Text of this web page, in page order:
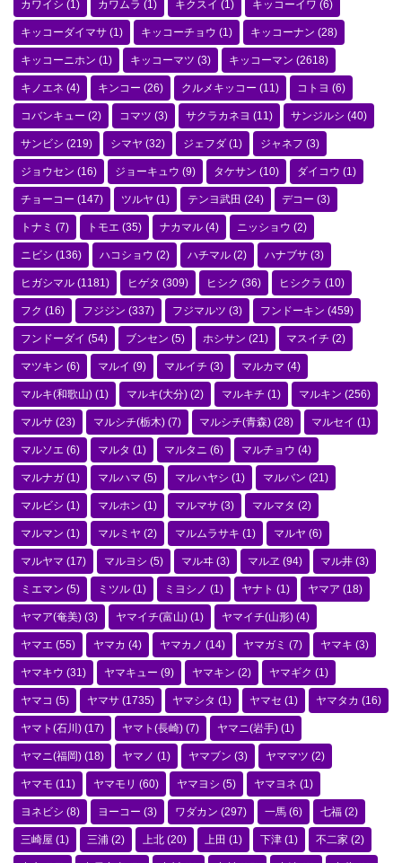
カワイシ (1) カワムラ (1) キクスイ (1) キッコーイワ (6)
キッコーダイマサ (1) キッコーチョウ (1) キッコーナン (28)
キッコーニホン (1) キッコーマツ (3) キッコーマン (2618)
キノエネ (4) キンコー (26) クルメキッコー (11) コトヨ (6)
コバンキュー (2) コマツ (3) サクラカネヨ (11) サンジルシ (40)
サンビシ (219) シマヤ (32) ジェフダ (1) ジャネフ (3)
ジョウセン (16) ジョーキュウ (9) タケサン (10) ダイコウ (1)
チョーコー (147) ツルヤ (1) テンヨ武田 (24) デコー (3)
トナミ (7) トモエ (35) ナカマル (4) ニッショウ (2)
ニビシ (136) ハコショウ (2) ハチマル (2) ハナブサ (3)
ヒガシマル (1181) ヒゲタ (309) ヒシク (36) ヒシクラ (10)
フク (16) フジジン (337) フジマルツ (3) フンドーキン (459)
フンドーダイ (54) ブンセン (5) ホシサン (21) マスイチ (2)
マツキン (6) マルイ (9) マルイチ (3) マルカマ (4)
マルキ(和歌山) (1) マルキ(大分) (2) マルキチ (1) マルキン (256)
マルサ (23) マルシチ(栃木) (7) マルシチ(青森) (28) マルセイ (1)
マルソエ (6) マルタ (1) マルタニ (6) マルチョウ (4)
マルナガ (1) マルハマ (5) マルハヤシ (1) マルバン (21)
マルビシ (1) マルホン (1) マルマサ (3) マルマタ (2)
マルマン (1) マルミヤ (2) マルムラサキ (1) マルヤ (6)
マルヤマ (17) マルヨシ (5) マルヰ (3) マルヱ (94) マル井 (3)
ミエマン (5) ミツル (1) ミヨシノ (1) ヤナト (1) ヤマア (18)
ヤマア(奄美) (3) ヤマイチ(富山) (1) ヤマイチ(山形) (4)
ヤマエ (55) ヤマカ (4) ヤマカノ (14) ヤマガミ (7) ヤマキ (3)
ヤマキウ (31) ヤマキュー (9) ヤマキン (2) ヤマギク (1)
ヤマコ (5) ヤマサ (1735) ヤマシタ (1) ヤマセ (1) ヤマタカ (16)
ヤマト(石川) (17) ヤマト(長崎) (7) ヤマニ(岩手) (1)
ヤマニ(福岡) (18) ヤマノ (1) ヤマブン (3) ヤママツ (2)
ヤマモ (11) ヤマモリ (60) ヤマヨシ (5) ヤマヨネ (1)
ヨネビシ (8) ヨーコー (3) ワダカン (297) 一馬 (6) 七福 (2)
三崎屋 (1) 三浦 (2) 上北 (20) 上田 (1) 下津 (1) 不二家 (2)